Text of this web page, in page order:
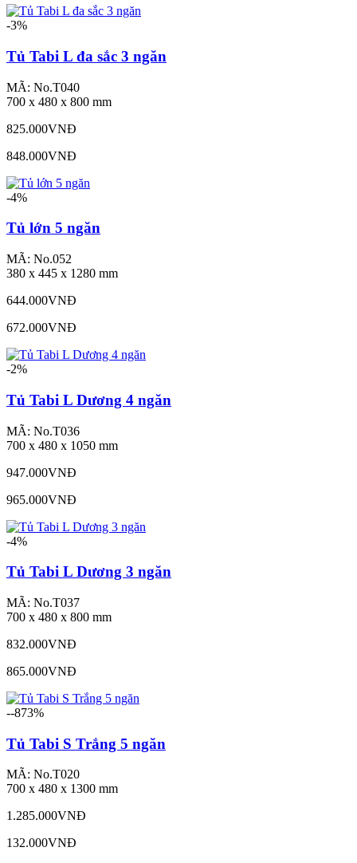
-3%
Tủ Tabi L đa sắc 3 ngăn
MÃ: No.T040
700 x 480 x 800 mm
825.000VNĐ
848.000VNĐ
-4%
Tủ lớn 5 ngăn
MÃ: No.052
380 x 445 x 1280 mm
644.000VNĐ
672.000VNĐ
-2%
Tủ Tabi L Dương 4 ngăn
MÃ: No.T036
700 x 480 x 1050 mm
947.000VNĐ
965.000VNĐ
-4%
Tủ Tabi L Dương 3 ngăn
MÃ: No.T037
700 x 480 x 800 mm
832.000VNĐ
865.000VNĐ
--873%
Tủ Tabi S Trắng 5 ngăn
MÃ: No.T020
700 x 480 x 1300 mm
1.285.000VNĐ
132.000VNĐ